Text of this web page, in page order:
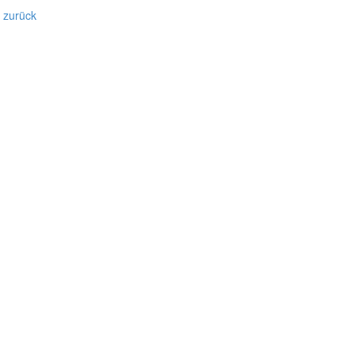
zurück